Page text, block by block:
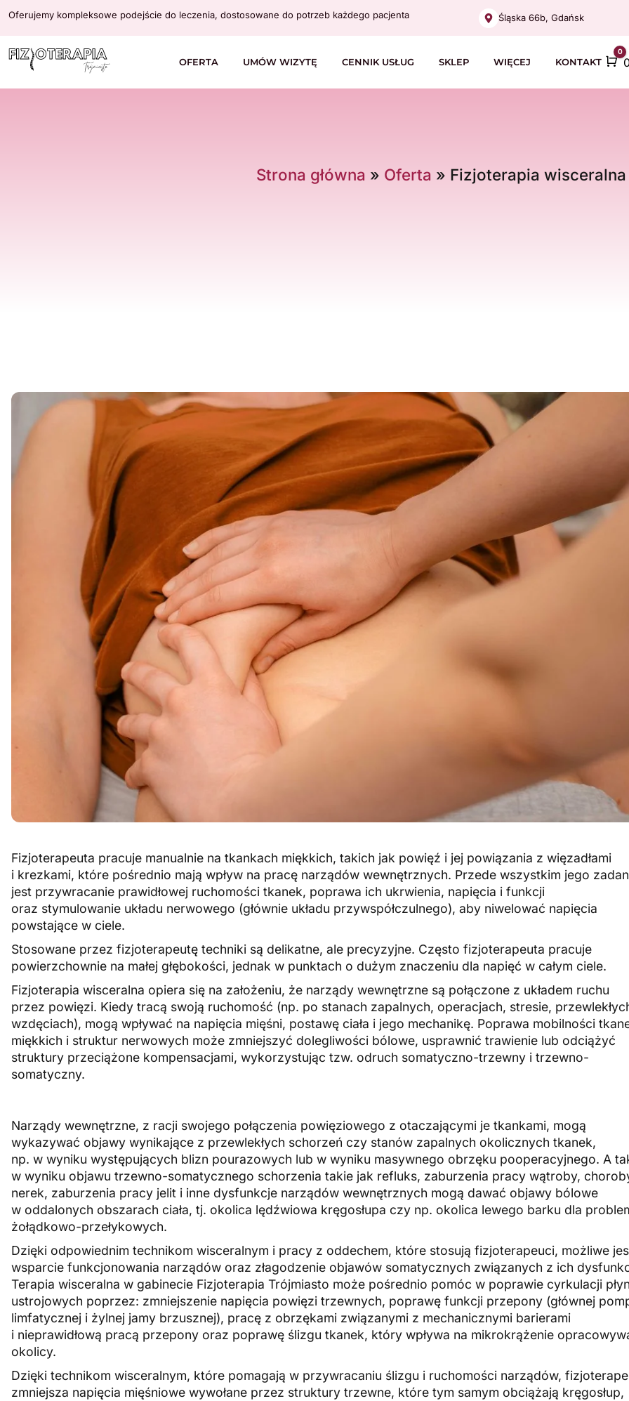
Oferujemy kompleksowe podejście do leczenia, dostosowane do potrzeb każdego pacjenta Śląska 66b, Gdańsk
OFERTA UMÓW WIZYTĘ CENNIK USŁUG SKLEP WIĘCEJ KONTAKT
0
Strona główna » Oferta » Fizjoterapia wisceralna
Fizjoterapeuta pracuje manualnie na tkankach miękkich, takich jak powięź i jej powiązania z więzadłami
i krezkami, które pośrednio mają wpływ na pracę narządów wewnętrznych. Przede wszystkim jego
jest przywracanie prawidłowej ruchomości tkanek, poprawa ich ukrwienia, napięcia i funkcji
oraz stymulowanie układu nerwowego (głównie układu przywspółczulnego), aby niwelować napięcia
powstające w ciele.
Stosowane przez fizjoterapeutę techniki są delikatne, ale precyzyjne. Często fizjoterapeuta pracuje
powierzchownie na małej głębokości, jednak w punktach o dużym znaczeniu dla napięć w całym ciele.
Fizjoterapia wisceralna opiera się na założeniu, że narządy wewnętrzne są połączone z układem ruchu
przez powięzi. Kiedy tracą swoją ruchomość (np. po stanach zapalnych, operacjach, stresie,
wzdęciach), mogą wpływać na napięcia mięśni, postawę ciała i jego mechanikę. Poprawa mobilności
miękkich i struktur nerwowych może zmniejszyć dolegliwości bólowe, usprawnić trawienie lub odciążyć
struktury przeciążone kompensacjami, wykorzystując tzw. odruch somatyczno-trzewny i trzewno-
somatyczny.
Narządy wewnętrzne, z racji swojego połączenia powięziowego z otaczającymi je tkankami, mogą
wykazywać objawy wynikające z przewlekłych schorzeń czy stanów zapalnych okolicznych tkanek,
np. w wyniku występujących blizn pourazowych lub w wyniku masywnego obrzęku pooperacyjnego. A
w wyniku objawu trzewno-somatycznego schorzenia takie jak refluks, zaburzenia pracy wątroby,
nerek, zaburzenia pracy jelit i inne dysfunkcje narządów wewnętrznych mogą dawać objawy bólowe
w oddalonych obszarach ciała, tj. okolica lędźwiowa kręgosłupa czy np. okolica lewego barku dla
żołądkowo-przełykowych.
Dzięki odpowiednim technikom wisceralnym i pracy z oddechem, które stosują fizjoterapeuci, możliwe
wsparcie funkcjonowania narządów oraz złagodzenie objawów somatycznych związanych z ich
Terapia wisceralna w gabinecie Fizjoterapia Trójmiasto może pośrednio pomóc w poprawie cyrkulacji
ustrojowych poprzez: zmniejszenie napięcia powięzi trzewnych, poprawę funkcji przepony (głównej
limfatycznej i żylnej jamy brzusznej), pracę z obrzękami związanymi z mechanicznymi barierami
i nieprawidłową pracą przepony oraz poprawę ślizgu tkanek, który wpływa na mikrokrążenie
okolicy.
Dzięki technikom wisceralnym, które pomagają w przywracaniu ślizgu i ruchomości narządów,
zmniejsza napięcia mięśniowe wywołane przez struktury trzewne, które tym samym obciążają kręgosłup,